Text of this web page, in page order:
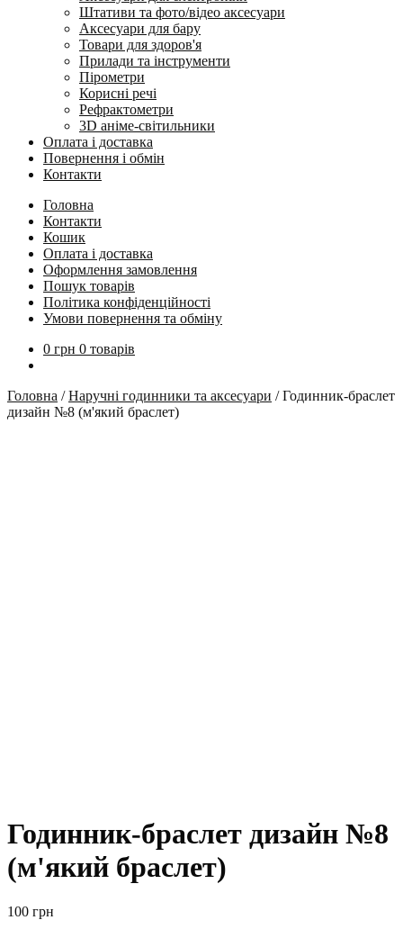
Штативи та фото/відео аксесуари
Аксесуари для бару
Товари для здоров'я
Прилади та інструменти
Пірометри
Корисні речі
Рефрактометри
3D аніме-світильники
Оплата і доставка
Повернення і обмін
Контакти
Головна
Контакти
Кошик
Оплата і доставка
Оформлення замовлення
Пошук товарів
Політика конфіденційності
Умови повернення та обміну
0 грн 0 товарів
Головна /Наручні годинники та аксесуари /Годинник-браслет
дизайн №8 (м'який браслет)
Годинник-браслет дизайн №8
(м'який браслет)
100 грн